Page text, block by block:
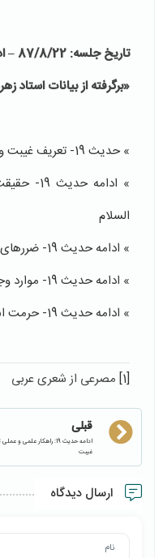
تاریخ جلسه: 87/8/22 –
«برگرفته از بیانات استاد
» حدیث 19- تعریف غیبت و بیان شاخصه‌های آن
» ادامه
السلام
» ادامه حدیث 19- ضررهای اجتماعی غیبت
» ادامه حدیث 19- موارد وجوب و جواز غیبت
» ادامه حدیث 19- حرمت استماع و وجوب ردّ غیبت
[1] مصرعی از شعری عربی
قبلی
ادامه حدیث 19: راهکار علمی و
غیبت
ارسال دیدگاه